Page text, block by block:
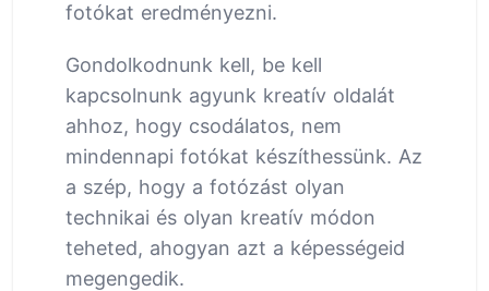
fotókat eredményezni.
Gondolkodnunk kell, be kell
kapcsolnunk agyunk kreatív oldalát
ahhoz, hogy csodálatos, nem
mindennapi fotókat készíthessünk. Az
a szép, hogy a fotózást olyan
technikai és olyan kreatív módon
teheted, ahogyan azt a képességeid
megengedik.